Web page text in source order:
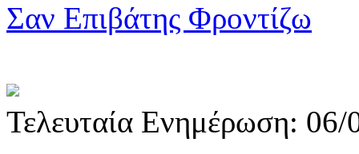
Σαν Επιβάτης Φροντίζω
Τελευταία Ενημέρωση: